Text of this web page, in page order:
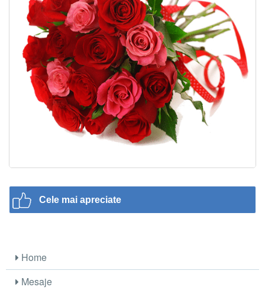
Cele mai apreciate
Home
Mesaje